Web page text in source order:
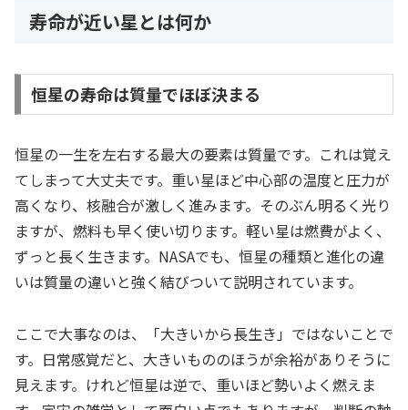
寿命が近い星とは何か
恒星の寿命は質量でほぼ決まる
恒星の一生を左右する最大の要素は質量です。これは覚え
てしまって大丈夫です。重い星ほど中心部の温度と圧力が
高くなり、核融合が激しく進みます。そのぶん明るく光り
ますが、燃料も早く使い切ります。軽い星は燃費がよく、
ずっと長く生きます。NASAでも、恒星の種類と進化の違
いは質量の違いと強く結びついて説明されています。
ここで大事なのは、「大きいから長生き」ではないことで
す。日常感覚だと、大きいもののほうが余裕がありそうに
見えます。けれど恒星は逆で、重いほど勢いよく燃えま